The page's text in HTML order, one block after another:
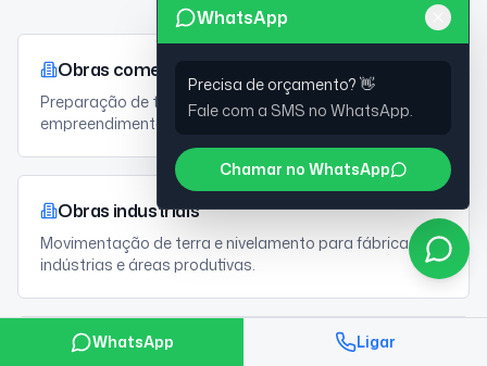
Obras comerciais
Preparação de terreno para lojas, centros comerciais e
empreendimentos de uso misto.
Obras industriais
Movimentação de terra e nivelamento para fábricas,
indústrias e áreas produtivas.
Galpões e áreas logísticas
WhatsApp
Precisa de orçamento? 👋
Fale com a SMS no WhatsApp.
Chamar no WhatsApp
WhatsApp Ligar